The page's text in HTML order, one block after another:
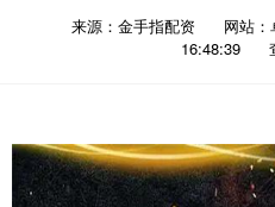
来源：金手指配资 网站
16:48:39